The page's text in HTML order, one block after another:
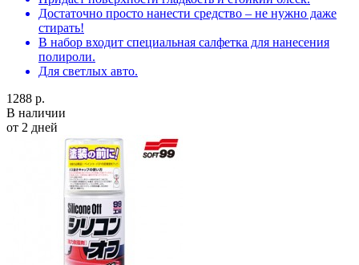
Достаточно просто нанести средство – не нужно даже
стирать!
В набор входит специальная салфетка для нанесения
полироли.
Для светлых авто.
1288 р.
В наличии
от 2 дней